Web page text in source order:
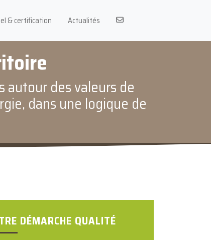
& certification Actualités
des valeurs de
dans une logique de
DÉMARCHE QUALITÉ